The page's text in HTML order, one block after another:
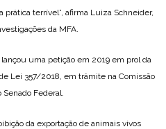
prática terrível”, afirma Luiza Schneider,
da MFA.
uma petição em 2019 em prol da
Lei 357/2018, em trâmite na Comissão
Federal.
da exportação de animais vivos